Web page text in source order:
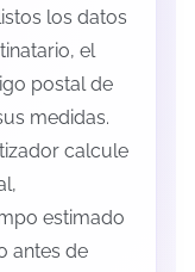
los datos
el
postal de
medidas.
calcule
estimado
antes de